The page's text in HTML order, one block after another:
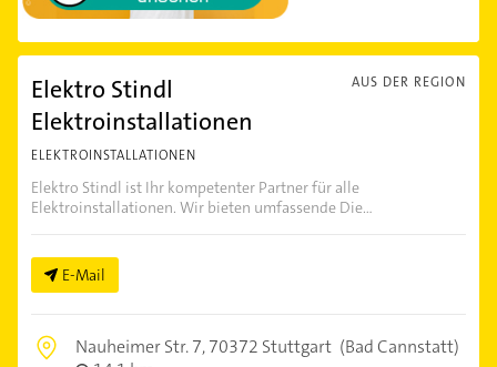
AUS DER REGION
Elektro Stindl
Elektroinstallationen
ELEKTROINSTALLATIONEN
Elektro Stindl ist Ihr kompetenter Partner für alle
Elektroinstallationen. Wir bieten umfassende Die...
E-Mail
Nauheimer Str. 7,70372 Stuttgart (Bad Cannstatt)